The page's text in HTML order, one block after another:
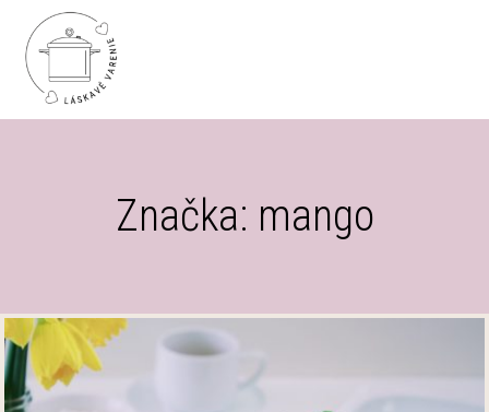
Značka: mango